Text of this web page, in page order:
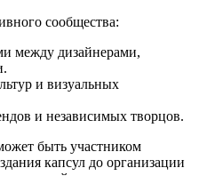
сообщества:
между дизайнерами,
и визуальных
и независимых творцов.
быть участником
капсул до организации